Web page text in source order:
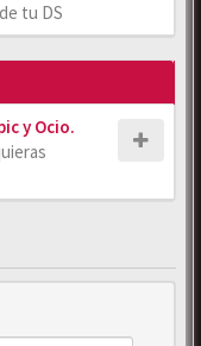
tu DS
y Ocio.